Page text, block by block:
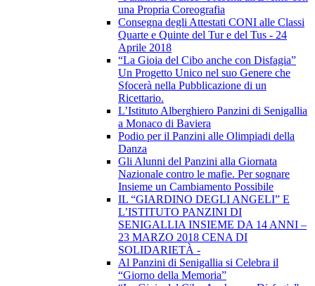
una Propria Coreografia
Consegna degli Attestati CONI alle Classi
Quarte e Quinte del Tur e del Tus - 24
Aprile 2018
“La Gioia del Cibo anche con Disfagia”
Un Progetto Unico nel suo Genere che
Sfocerà nella Pubblicazione di un
Ricettario.
L’Istituto Alberghiero Panzini di Senigallia
a Monaco di Baviera
Podio per il Panzini alle Olimpiadi della
Danza
Gli Alunni del Panzini alla Giornata
Nazionale contro le mafie. Per sognare
Insieme un Cambiamento Possibile
IL “GIARDINO DEGLI ANGELI” E
L’ISTITUTO PANZINI DI
SENIGALLIA INSIEME DA 14 ANNI –
23 MARZO 2018 CENA DI
SOLIDARIETÀ -
Al Panzini di Senigallia si Celebra il
“Giorno della Memoria”